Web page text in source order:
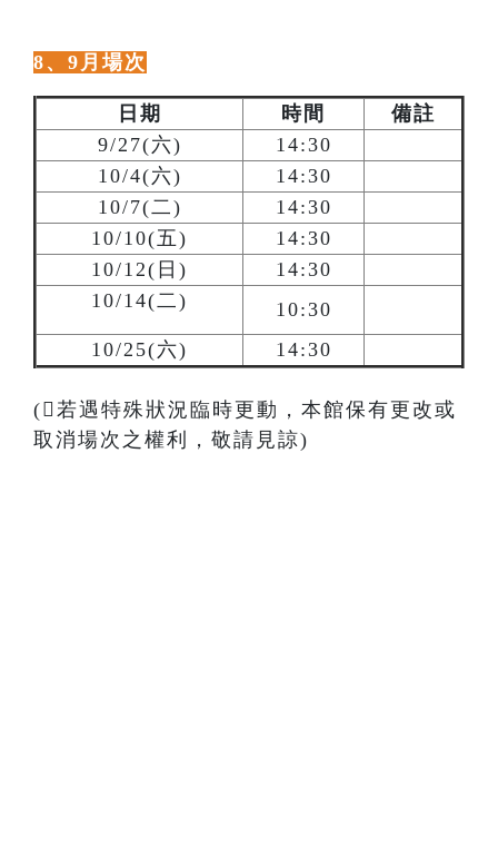
8、9月場次
日期 時間
備註
9/27(六)
14:30
10/4(六)
14:30
10/7(二)
14:30
10/10(五)
14:30
10/12(日)
14:30
10/14(二)
10:30
10/25(六)
14:30
(若遇特殊狀況臨時更動，本館保有更改或
取消場次之權利，敬請見諒)